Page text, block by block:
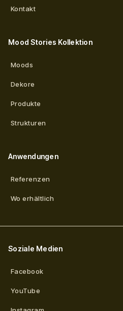
Kontakt
Mood Stories Kollektion
Moods
Dekore
Produkte
Strukturen
Anwendungen
Referenzen
Wo erhältlich
Soziale Medien
Facebook
YouTube